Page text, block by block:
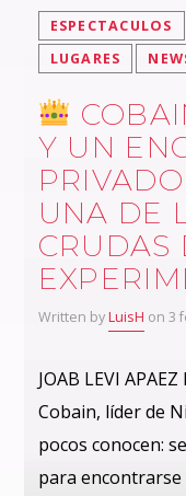
ESPECTACULOS
LUGARES
Y UN
UNA DE
CRUDAS
Written byLuisH on 3
JOAB LEVI
Cobain, líder de
pocos conocen:
para